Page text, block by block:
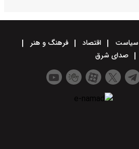
سیاست اقتصاد
فرهنگ و هنر
صدای شرق